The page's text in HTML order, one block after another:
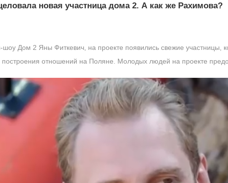
новая участница дома 2. А как же Рахимова?
Дом 2 Яны Фиткевич, на проекте появились свежие участницы,
построения отношений на Поляне. Молодых людей на проекте